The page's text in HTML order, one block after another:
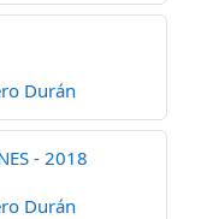
Durán
- 2018
Durán